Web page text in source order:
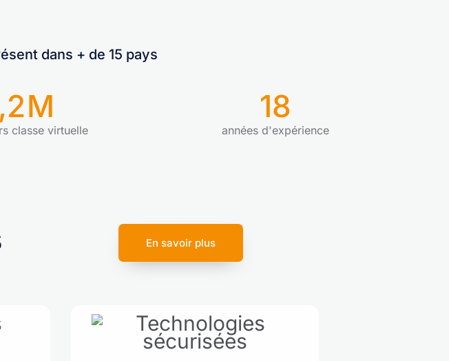
dans + de 15 pays
M
classe virtuelle
18
années d'expérience
En savoir plus